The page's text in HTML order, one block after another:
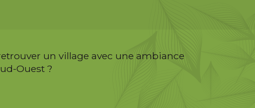
un village avec une ambiance
Ouest ?